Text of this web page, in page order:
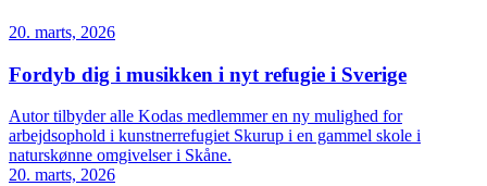
20. marts, 2026
Fordyb dig i musikken i nyt refugie i Sverige
Autor tilbyder alle Kodas medlemmer en ny mulighed for
arbejdsophold i kunstnerrefugiet Skurup i en gammel skole i
naturskønne omgivelser i Skåne.
20. marts, 2026